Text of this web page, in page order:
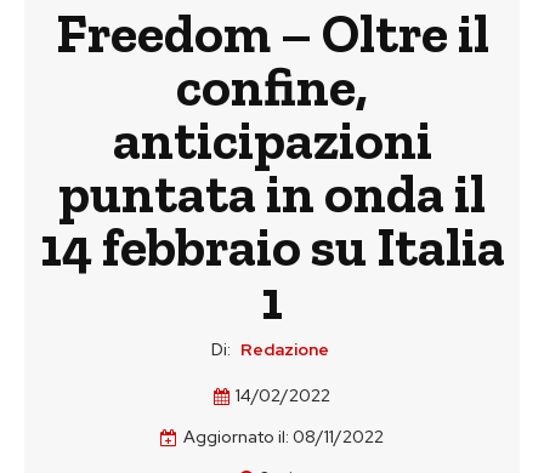
Freedom – Oltre il
confine,
anticipazioni
puntata in onda il
14 febbraio su Italia
1
Di: Redazione
14/02/2022
Aggiornato il: 08/11/2022